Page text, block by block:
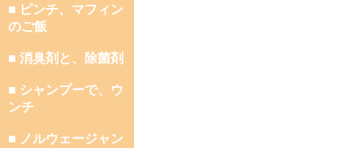
■ ピンチ、マフィン
のご飯
■ 消臭剤と、除菌剤
■ シャンプーで、ウ
ンチ
■ ノルウェージャン